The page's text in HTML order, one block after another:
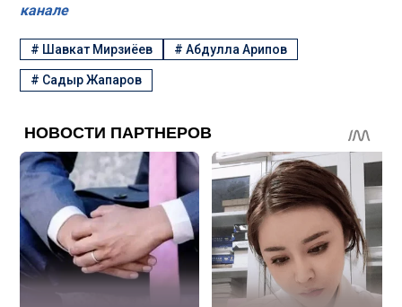
канале
# Шавкат Мирзиёев #Абдулла Арипов
# Садыр Жапаров